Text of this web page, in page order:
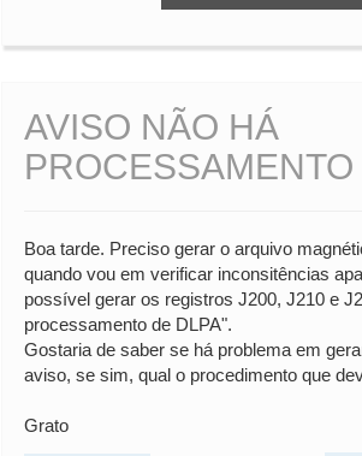
AVISO NÃO HÁ
Boa tarde. Preciso gerar o arquivo
quando vou em verificar inconsitências
possível gerar os registros J200, J210 e
processamento de DLPA".
Gostaria de saber se há problema em
aviso, se sim, qual o procedimento que
Grato